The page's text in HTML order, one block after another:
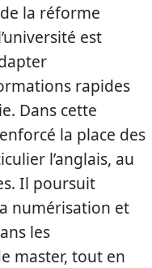
la réforme
est
rapides
Dans cette
la place des
l’anglais, au
Il poursuit
numérisation et
les
master, tout en